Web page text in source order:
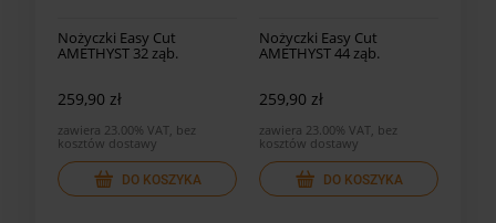
Nożyczki Easy Cut
AMETHYST 32 ząb.
degażówki AM-32
259,90 zł
zawiera 23.00% VAT, bez
kosztów dostawy
DO KOSZYKA
Nożyczki Easy Cut
AMETHYST 44 ząb.
degażówki AM-44
259,90 zł
zawiera 23.00% VAT, bez
kosztów dostawy
DO KOSZYKA